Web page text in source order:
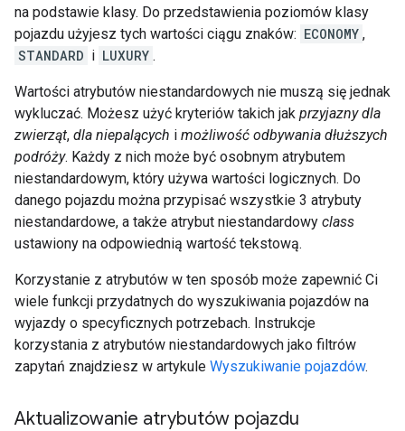
na podstawie klasy. Do przedstawienia poziomów klasy
pojazdu użyjesz tych wartości ciągu znaków: ECONOMY ,
STANDARD i LUXURY .
Wartości atrybutów niestandardowych nie muszą się jednak
wykluczać. Możesz użyć kryteriów takich jak przyjazny dla
zwierząt, dla niepalących i możliwość odbywania dłuższych
podróży. Każdy z nich może być osobnym atrybutem
niestandardowym, który używa wartości logicznych. Do
danego pojazdu można przypisać wszystkie 3 atrybuty
niestandardowe, a także atrybut niestandardowy class
ustawiony na odpowiednią wartość tekstową.
Korzystanie z atrybutów w ten sposób może zapewnić Ci
wiele funkcji przydatnych do wyszukiwania pojazdów na
wyjazdy o specyficznych potrzebach. Instrukcje
korzystania z atrybutów niestandardowych jako filtrów
zapytań znajdziesz w artykule Wyszukiwanie pojazdów.
Aktualizowanie atrybutów pojazdu